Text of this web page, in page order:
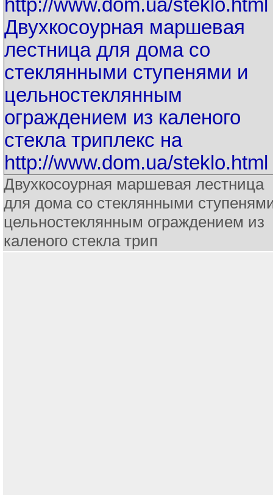
Двухкосоурная маршевая лестница
для дома со стеклянными
цельностеклянным ограждением из
каленого стекла трип